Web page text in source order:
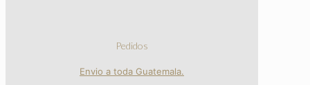
Pedidos
Envio a toda Guatemala.